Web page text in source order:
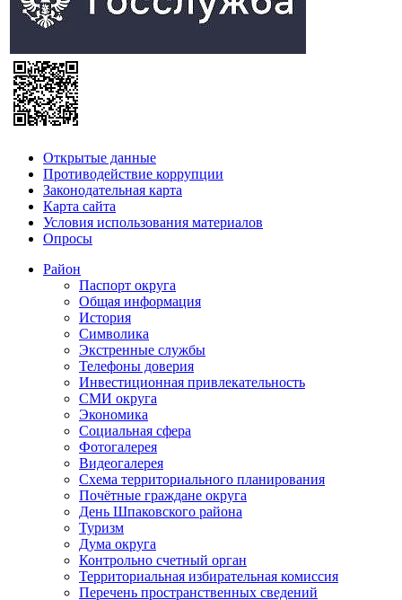
Открытые данные
Противодействие коррупции
Законодательная карта
Карта сайта
Условия использования материалов
Опросы
Район
Паспорт округа
Общая информация
История
Символика
Экстренные службы
Телефоны доверия
Инвестиционная привлекательность
СМИ округа
Экономика
Социальная сфера
Фотогалерея
Видеогалерея
Схема территориального планирования
Почётные граждане округа
День Шпаковского района
Туризм
Дума округа
Контрольно счетный орган
Территориальная избирательная комиссия
Перечень пространственных сведений